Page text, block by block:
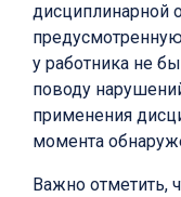
дисциплинарной
у работника не
поводу
применения
момента
Важно отметить,